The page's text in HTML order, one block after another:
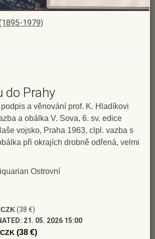
1979)
do Prahy
a věnování prof. K. Hladíkovi
a obálka V. Sova, 6. sv. edice
vojsko, Praha 1963, clpl. vazba s
při okrajích drobně odřená, velmi
Ostrovní
(38 €)
21. 05. 2026 15:00
(38 €)